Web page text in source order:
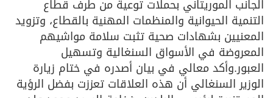
الجانب الموريتاني بحملات توعية من طرف قطاع
التنمية الحيوانية والمنظمات المهنية بالقطاع، وتزويد
المعنيين بشهادات صحية تثبت سلامة مواشيهم
المعروضة في الأسواق السنغالية وتسهيل
العبور.وأكد معالي في بيان أصدره في ختام زيارة
الوزير السنغالي أن هذه العلاقات تعززت بفضل الرؤية